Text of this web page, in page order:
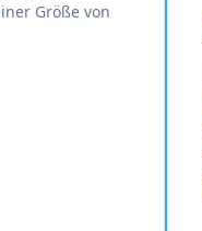
Größe von